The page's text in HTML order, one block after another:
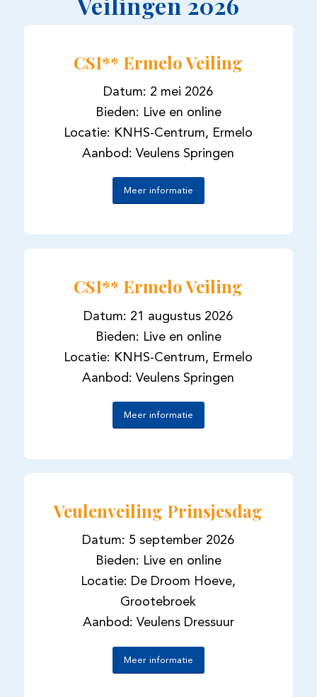
CSI** Ermelo Veiling
Datum: 2 mei 2026
Bieden: Live en online
Locatie: KNHS-Centrum, Ermelo
Aanbod: Veulens Springen
Meer informatie
CSI** Ermelo Veiling
Datum: 21 augustus 2026
Bieden: Live en online
Locatie: KNHS-Centrum, Ermelo
Aanbod: Veulens Springen
Meer informatie
Veulenveiling Prinsjesdag
Datum: 5 september 2026
Bieden: Live en online
Locatie: De Droom Hoeve,
Grootebroek
Aanbod: Veulens Dressuur
Meer informatie